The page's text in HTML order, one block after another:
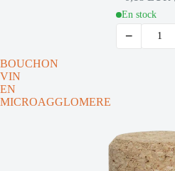
En stock
−
BOUCHON
VIN
EN
MICROAGGLOMERE